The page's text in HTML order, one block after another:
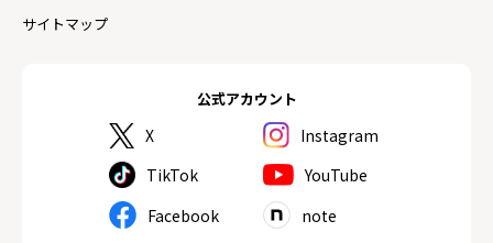
公式アカウント
X
Instagram
TikTok
YouTube
Facebook
note
サイトマップ